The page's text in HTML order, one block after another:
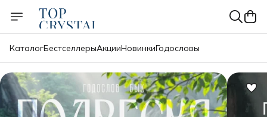
КаталогБестселлерыАкцииНовинкиГодословы